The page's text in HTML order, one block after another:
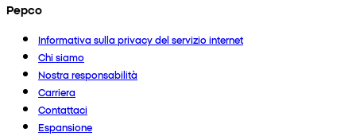
Pepco
Informativa sulla privacy del servizio internet
Chi siamo
Nostra responsabilità
Carriera
Contattaci
Espansione